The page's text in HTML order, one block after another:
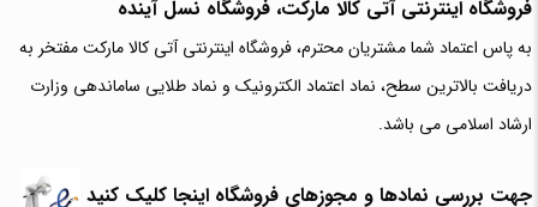
فروشگاه اینترنتی آتی‌ کالا مارکت، فروشگاه نسل آینده
به پاس اعتماد شما مشتریان محترم، فروشگاه اینترنتی آتی کالا مارکت مفتخر به
دریافت بالاترین سطح، نماد اعتماد الکترونیک و نماد طلایی ساماندهی وزارت
ارشاد اسلامی می باشد.
جهت بررسی نمادها و مجوزهای فروشگاه اینجا کلیک کنید